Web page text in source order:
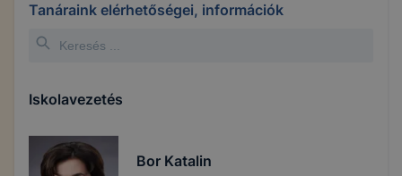
Tanáraink elérhetőségei, információk
Iskolavezetés
Bor Katalin